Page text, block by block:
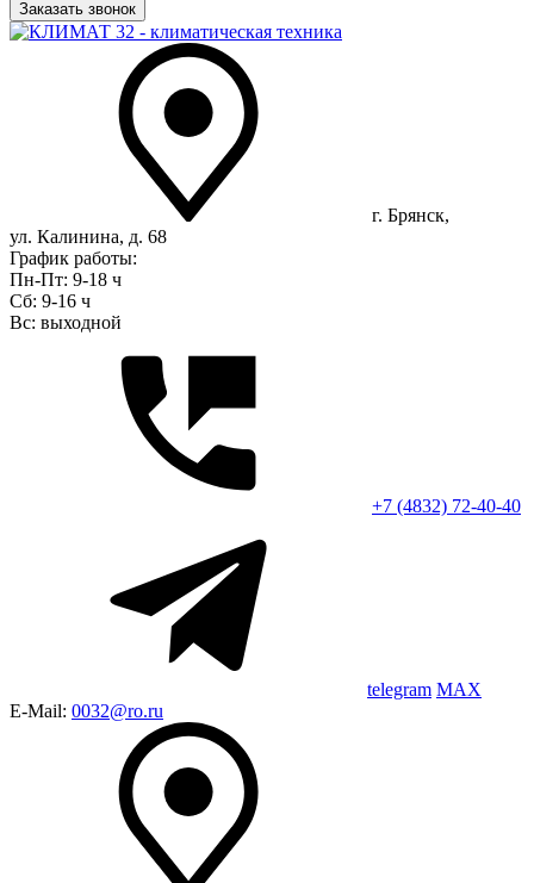
г. Брянск,
ул. Калинина, д. 68
График работы:
Пн-Пт: 9-18 ч
Сб: 9-16 ч
Вс: выходной
+7 (4832) 72-40-40
telegram MAX
E-Mail: 0032@ro.ru